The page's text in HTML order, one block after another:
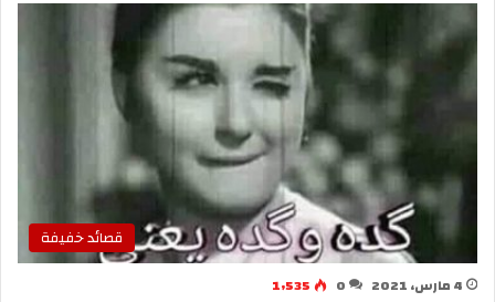
قصائد خفيفة
4 مارس، 2021 0
1٬535